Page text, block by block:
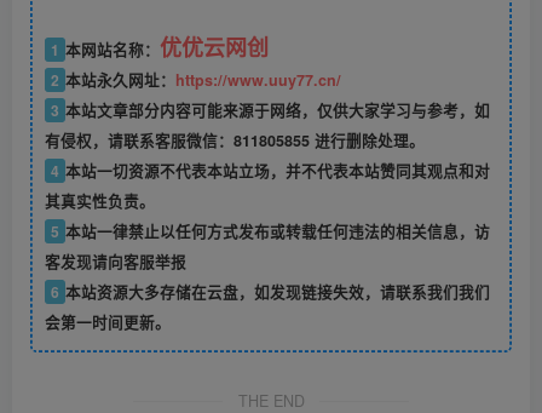
1 本网站名称： 优优云网创
2 本站永久网址： https://www.uuy77.cn/
3 本站文章部分内容可能来源于网络，仅供大家学习与参考，如
有侵权，请联系客服微信：811805855 进行删除处理。
4 本站一切资源不代表本站立场，并不代表本站赞同其观点和对
其真实性负责。
5 本站一律禁止以任何方式发布或转载任何违法的相关信息，访
客发现请向客服举报
6 本站资源大多存储在云盘，如发现链接失效，请联系我们我们
会第一时间更新。
THE END